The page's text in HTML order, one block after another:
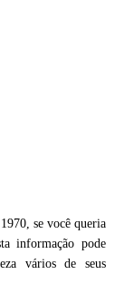
se você queria
informação pode
vários de seus